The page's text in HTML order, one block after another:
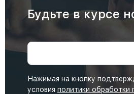
Будьте в курсе
Нажимая на кнопку
условия политики обработки